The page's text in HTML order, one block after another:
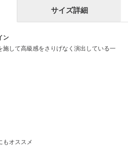
サイズ詳細
ン
して高級感をさりげなく演出している一
もオススメ